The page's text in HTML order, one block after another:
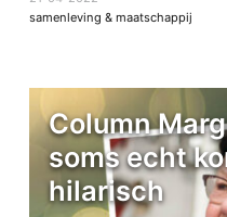
samenleving & maatschappij
Column
soms echt
hilarisch